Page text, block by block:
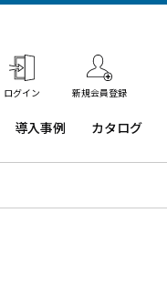
ログイン 新規会員登録
導入事例
導入事例（業
カタログ